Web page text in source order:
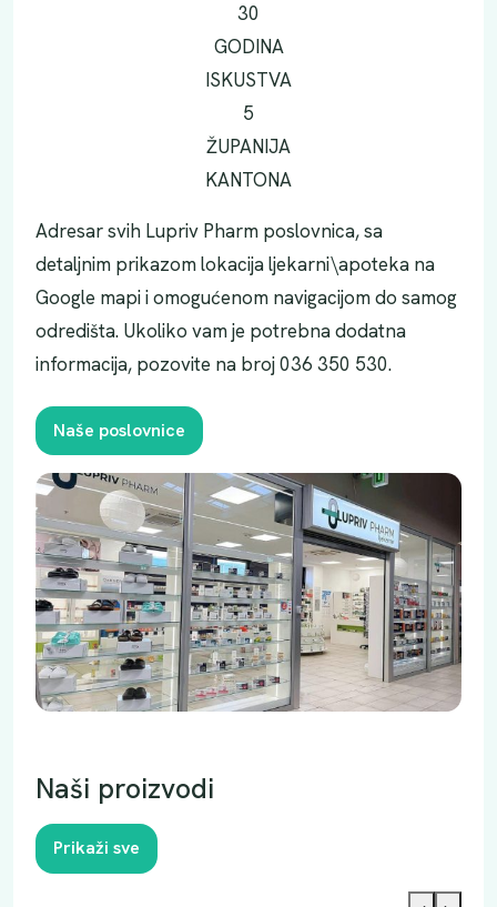
30
GODINA
ISKUSTVA
5
ŽUPANIJA
KANTONA
Adresar svih Lupriv Pharm poslovnica, sa
detaljnim prikazom lokacija ljekarni\apoteka na
Google mapi i omogućenom navigacijom do samog
odredišta. Ukoliko vam je potrebna dodatna
informacija, pozovite na broj 036 350 530.
Naše poslovnice
Naši proizvodi
Prikaži sve